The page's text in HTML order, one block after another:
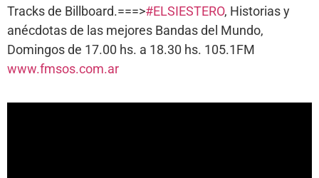
Tracks de Billboard.===>#ELSIESTERO, Historias y
anécdotas de las mejores Bandas del Mundo,
Domingos de 17.00 hs. a 18.30 hs. 105.1FM
www.fmsos.com.ar